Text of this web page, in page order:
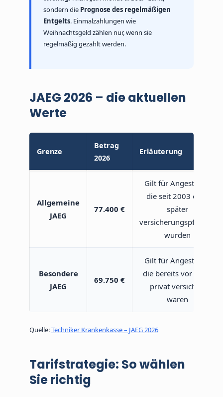
sondern die Prognose des regelmäßigen
Entgelts. Einmalzahlungen wie
Weihnachtsgeld zählen nur, wenn sie
regelmäßig gezahlt werden.
JAEG 2026 – die aktuellen
Werte
Grenze
Betrag
2026
Erläuterung
Allgemeine
JAEG
77.400 €
Gilt für Angestellte,
die seit 2003 oder
später
versicherungspflichtig
wurden
Besondere
JAEG
69.750 €
Gilt für Angestellte,
die bereits vor 2003
privat versichert
waren
Quelle:Techniker Krankenkasse – JAEG 2026
Tarifstrategie: So wählen
Sie richtig